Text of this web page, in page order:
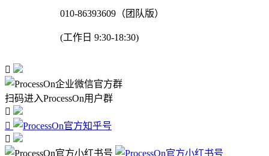
010-86393609（团队版）
(工作日 9:30-18:30)

扫码进入ProcessOn用户群


